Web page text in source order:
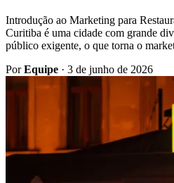
Introdução ao Marketing para
Curitiba é uma cidade com grande
público exigente, o que torna o
PorEquipe · 3 de junho de 2026